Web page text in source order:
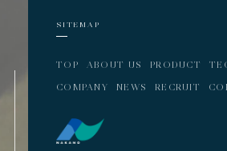
SITEMAP
TOP ABOUT US PRODUCT
COMPANY
NEWS RECRUIT